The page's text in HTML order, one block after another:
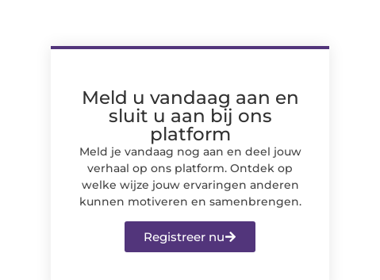
Meld u vandaag aan en
sluit u aan bij ons
platform
Meld je vandaag nog aan en deel jouw
verhaal op ons platform. Ontdek op
welke wijze jouw ervaringen anderen
kunnen motiveren en samenbrengen.
Registreer nu